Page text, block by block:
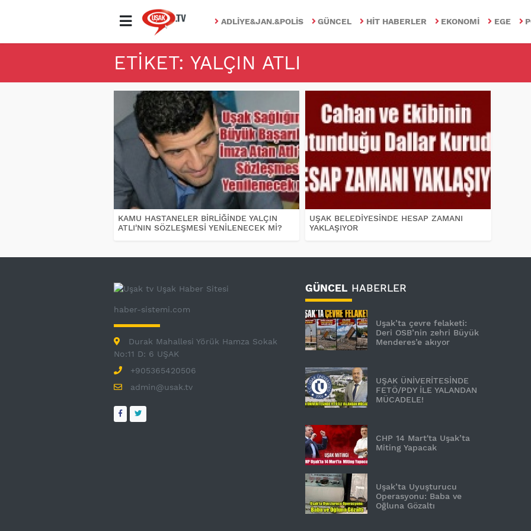
ADLIYE&JAN.&POLIS GÜNCEL HIT HABERLER EKONOMI EGE
ETIKET: YALÇIN ATLI
KAMU HASTANELER BİRLİĞİNDE YALÇIN
ATLI'NIN SÖZLEŞMESİ YENİLENECEK Mİ?
UŞAK BELEDİYESİNDE HESAP ZAMANI
YAKLAŞIYOR
haber-sistemi.com
Durak Mahallesi Yörük Hamza Sokak
No:11 D: 6 UŞAK
+905365420506
admin@usak.tv
GÜNCEL HABERLER
Uşak’ta çevre felaketi:
Deri OSB’nin zehri Büyük
Menderes’e akıyor
UŞAK ÜNİVERİTESİNDE
FETÖ/PDY İLE YALANDAN
MÜCADELE!
CHP 14 Mart'ta Uşak’ta
Miting Yapacak
Uşak’ta Uyuşturucu
Operasyonu: Baba ve
Oğluna Gözaltı